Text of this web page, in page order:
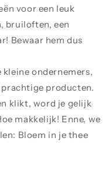
voor een leuk
bruiloften, een
Bewaar hem dus
kleine ondernemers,
producten.
klikt, word je gelijk
makkelijk! Enne, we
Bloem in je thee